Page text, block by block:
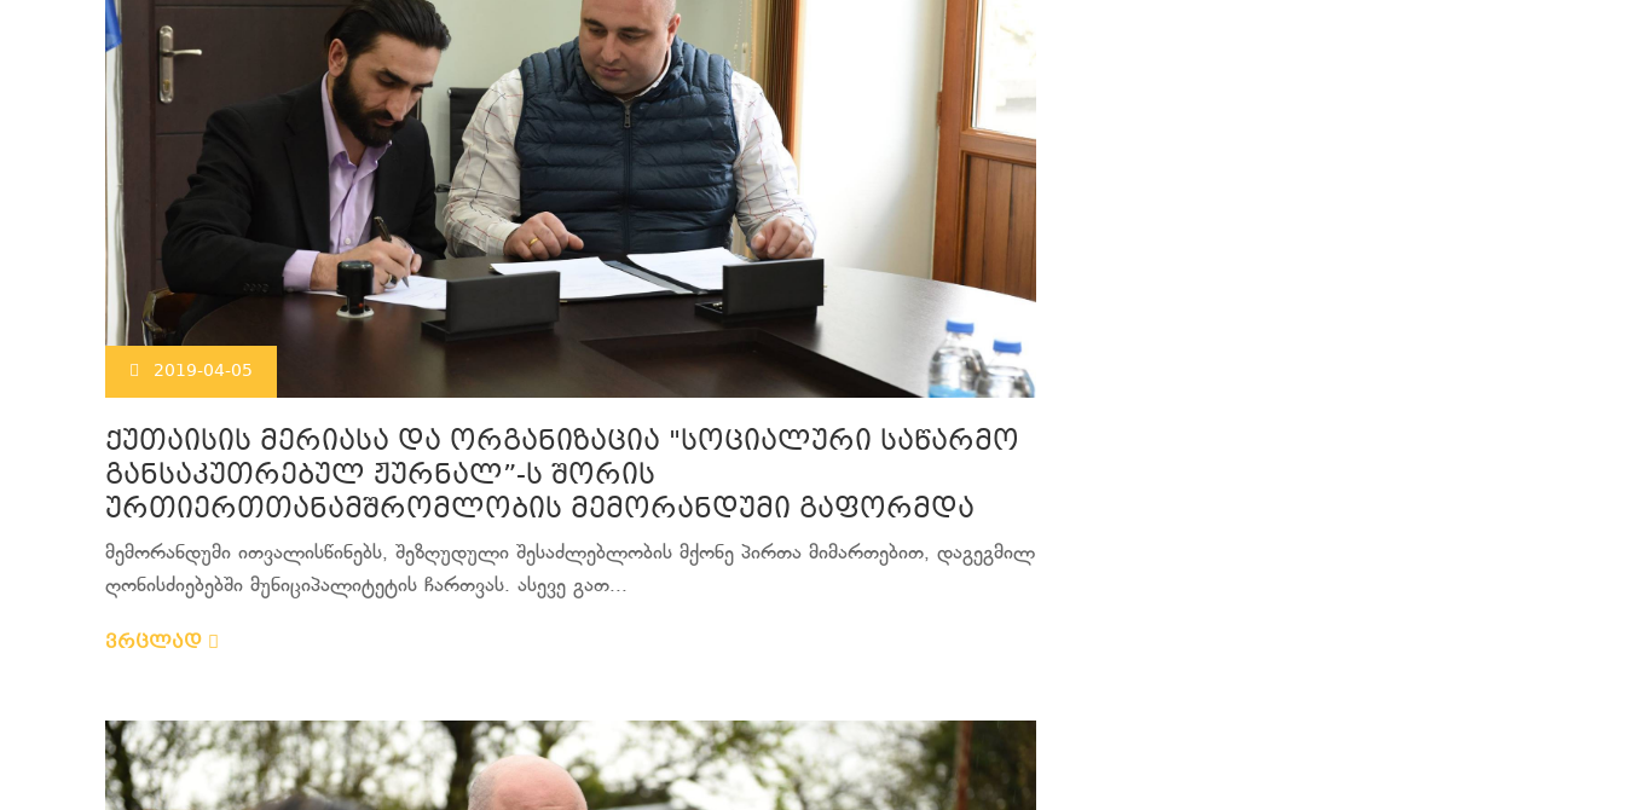
2019-04-05
ქუთაისის მერიასა და ორგანიზაცია "სოციალური საწარმო
განსაკუთრებულ ჟურნალ”-ს შორის
ურთიერთთანამშრომლობის მემორანდუმი გაფორმდა
მემორანდუმი ითვალისწინებს, შეზღუდული შესაძლებლობის მქონე პირთა მიმართებით, დაგეგმილ
ღონისძიებებში მუნიციპალიტეტის ჩართვას. ასევე გათ...
ვრცლად